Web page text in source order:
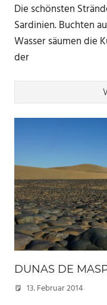
Die schönsten
Sardinien. Buchten
Wasser säumen die
der
DUNAS DE
13. Februar 2014